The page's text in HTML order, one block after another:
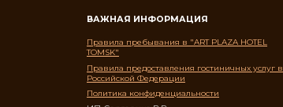
ВАЖНАЯ ИНФОРМАЦИЯ
Правила пребывания в "ART PLAZA HOTEL
TOMSK"
Правила предоставления гостиничных услуг в
Российской Федерации
Политика конфиденциальности